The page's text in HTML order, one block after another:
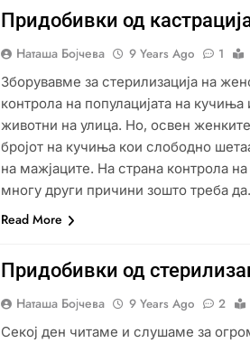
Придобивки од
Наташа Бојчева 9 Years Ago 1
Зборувавме за стерилизација на
контрола на популацијата на
животни на улица. Но, освен
бројот на кучиња кои слободно
на мажјаците. На страна контрола на
многу други причини зошто треба
Read More
Придобивки од
Наташа Бојчева 9 Years Ago 2
Секој ден читаме и слушаме за